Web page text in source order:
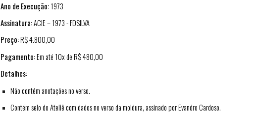
Ano de Execução:1973
Assinatura:ACIE – 1973 - FDSILVA
Preço:R$ 4.800,00
Pagamento:Em até 10x de R$ 480,00
Detalhes:
Não contém anotações no verso.
Contém selo do Ateliê com dados no verso da moldura, assinado por Evandro Cardoso.